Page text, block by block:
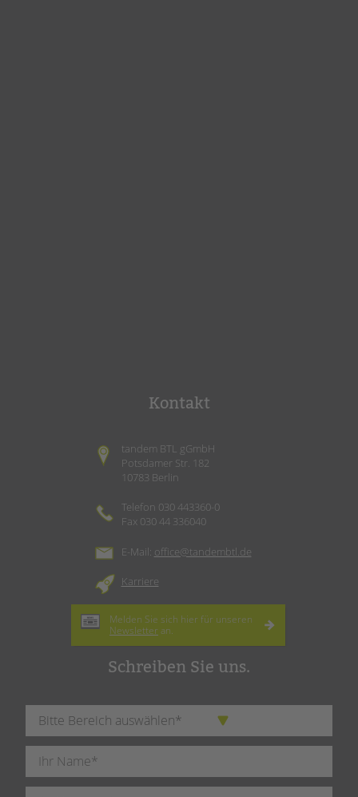
Kontakt
tandem BTL gGmbH
Potsdamer Str. 182
10783 Berlin
Telefon 030 443360-0
Fax 030 44 336040
E-Mail: office@tandembtl.de
Karriere
Melden Sie sich hier für unseren
Newsletter an.
Schreiben Sie uns.